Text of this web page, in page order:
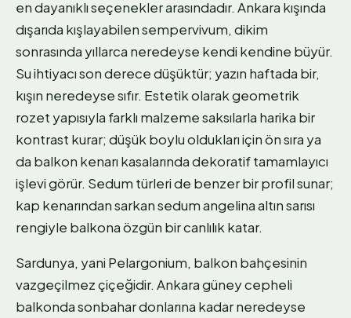
en dayanıklı seçenekler arasındadır. Ankara kışında
dışarıda kışlayabilen sempervivum, dikim
sonrasında yıllarca neredeyse kendi kendine büyür.
Su ihtiyacı son derece düşüktür; yazın haftada bir,
kışın neredeyse sıfır. Estetik olarak geometrik
rozet yapısıyla farklı malzeme saksılarla harika bir
kontrast kurar; düşük boylu oldukları için ön sıra ya
da balkon kenarı kasalarında dekoratif tamamlayıcı
işlevi görür. Sedum türleri de benzer bir profil sunar;
kap kenarından sarkan sedum angelina altın sarısı
rengiyle balkona özgün bir canlılık katar.
Sardunya, yani Pelargonium, balkon bahçesinin
vazgeçilmez çiçeğidir. Ankara güney cepheli
balkonda sonbahar donlarına kadar neredeyse